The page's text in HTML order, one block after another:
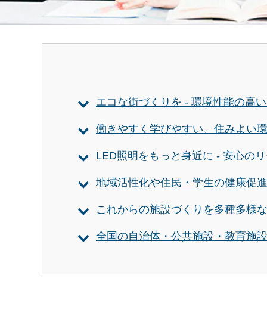
エコな街づくりを - 環境性能の高
働きやすく学びやすい、住みよい
LED照明をもっと身近に - 安心の
地域活性化や住民・学生の健康促
これからの施設づくりを多種多様
全国の自治体・公共施設・教育施